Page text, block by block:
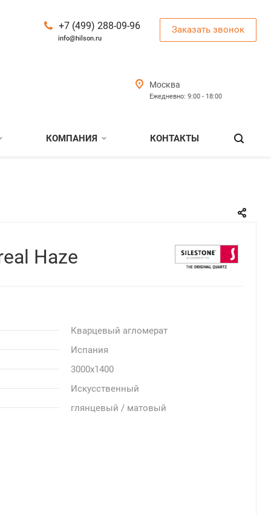
+7 (499) 288-09-96
info@hilson.ru
Заказать звонок
Москва
Ежедневно: 9:00 - 18:00
КОМПАНИЯ КОНТАКТЫ
Haze
Кварцевый агломерат
Испания
3000x1400
Искусственный
глянцевый / матовый